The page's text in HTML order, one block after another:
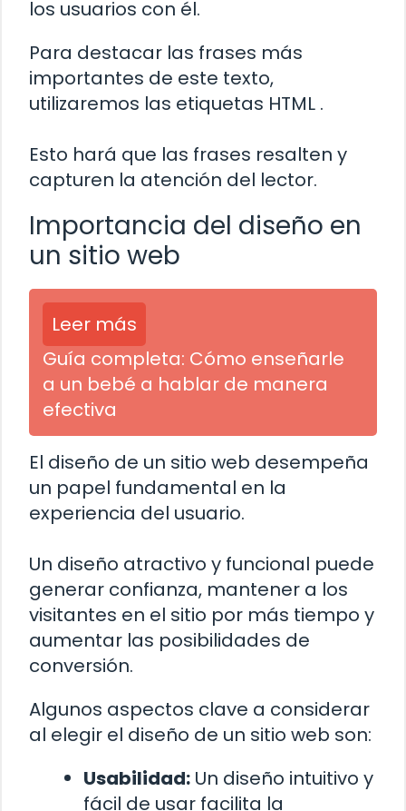
los usuarios con él.
Para destacar las frases más
importantes de este texto,
utilizaremos las etiquetas HTML .
Esto hará que las frases resalten y
capturen la atención del lector.
Importancia del diseño en
un sitio web
Leer más
Guía completa: Cómo enseñarle
a un bebé a hablar de manera
efectiva
El diseño de un sitio web desempeña
un papel fundamental en la
experiencia del usuario.
Un diseño atractivo y funcional puede
generar confianza, mantener a los
visitantes en el sitio por más tiempo y
aumentar las posibilidades de
conversión.
Algunos aspectos clave a considerar
al elegir el diseño de un sitio web son:
Usabilidad: Un diseño intuitivo y
fácil de usar facilita la